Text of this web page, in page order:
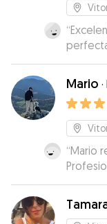
“
con
Mario ·
“Mario
cuidó